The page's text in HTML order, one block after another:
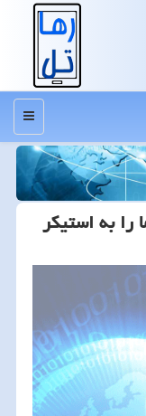
منو
را به استیكر